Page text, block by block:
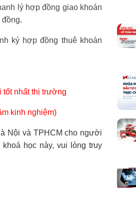
lý hợp đồng giao khoán
ký hợp đồng thuê khoán
tốt nhất thị trường
kinh nghiệm)
Nội và TPHCM cho người
học này, vui lòng truy